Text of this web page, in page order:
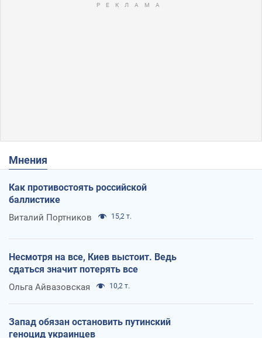
Мнения
Как противостоять российской
баллистике
Виталий Портников 15,2 т.
Несмотря на все, Киев выстоит. Ведь
сдаться значит потерять все
Ольга Айвазовская 10,2 т.
Запад обязан остановить путинский
геноцид украинцев